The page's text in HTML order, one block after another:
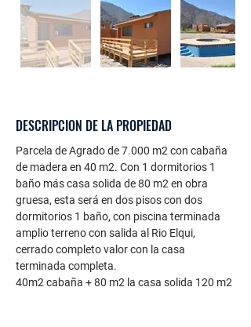
DESCRIPCION DE LA PROPIEDAD
Parcela de Agrado de 7.000 m2 con cabaña
de madera en 40 m2. Con 1 dormitorios 1
baño más casa solida de 80 m2 en obra
gruesa, esta será en dos pisos con dos
dormitorios 1 baño, con piscina terminada
amplio terreno con salida al Rio Elqui,
cerrado completo valor con la casa
terminada completa.
40m2 cabaña + 80 m2 la casa solida 120 m2